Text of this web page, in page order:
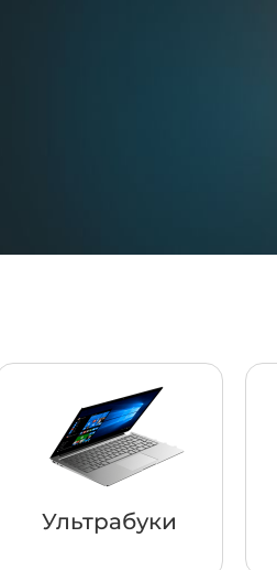
Ультрабуки